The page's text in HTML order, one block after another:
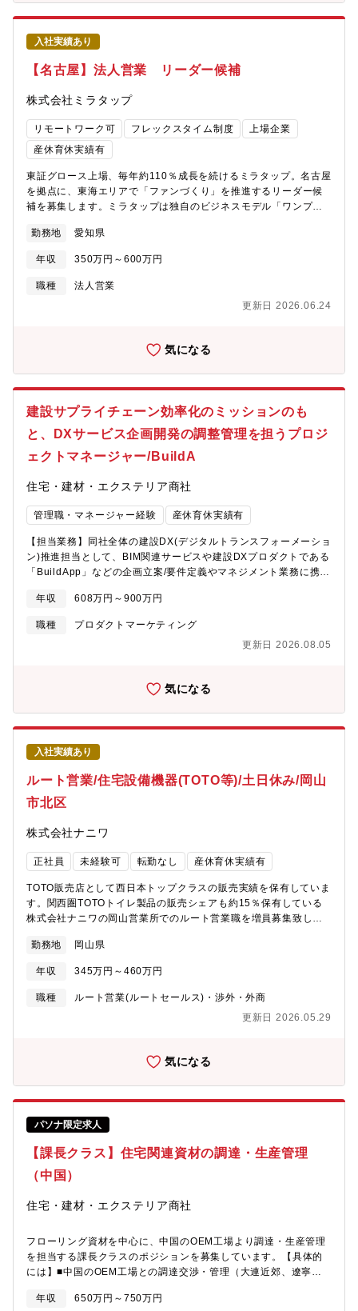
営層向け財務資料の作成・数値分析・予算管理・実績差異分析
ジメントおよび後進育成【配属部署】管理財務部ー経理課部長-部
力】■将来の経理責任者候補ポジション単なる実務担当に留まら
ポジションIR資料作成や銀行折衝を通じて、経営判断に直結する
業務に関与できます■業務改革・組織づくりに携われるフェーズ属
人化した業務の見直し・仕組み化を担う重要な役割です■多角事業
企業ならではの経験値建設・エネルギー・食品・不動産といった
の紹介コメント】同社は10業種の多角化経営により、すでに持っ
ている技術や生産設備、ノウハウ、販売チャンネル、ブランドな
どを共有し、より効率的で経済的な事業展開ができることを最大
の強みとしています。異なる業種を展開していても経営資源を共
果と呼ばれる相乗効果を生み出しています。また、建設・燃料・
しても他の事業でカバーができる企業です。【同社の魅力】■直近
3年間の定着率は76％で、どの事業所もアットホームな雰囲気で
■88種類の資格手当を対象に資格手当支給制度を導入しています。
ほか全6つの福利厚生施設(ホテル、ジム等)を設けており、社員は
積極的に利用しています。【募集背景】現状、経理業務の多くが
強化が急務となっています。将来的なリスクに備え、業務の引き
継ぎおよび標準化を進めるとともに、次世代の経理組織を担う人
入社実績あり
【名古屋】法人営業 リーダー候補
株式会社ミラタップ
リモートワーク可 フレックスタイム制度
上場企業
産休育休実績有
東証グロース上場、毎年約110％成長を続けるミラタップ。名古屋
を拠点に、東海エリアで「ファンづくり」を推進するリーダー候
補を募集します。ミラタップは独自のビジネスモデル「ワンプラ
ありません。グッドデザイン賞、iFデザイン賞など、世界が認め
た商品力で勝負できる営業スタイルです。■価格交渉なし、商品力
で勝負できる営業スタイル・「ワンプライス」という独自のビジ
ネスモデルを徹底しているため、値引き交渉は一切ありませ
賞など、世界が認めたデザイン性の高い商品を、自信を持って提
る営業担当ではなく、データ分析・エリア戦略の立案まで担
当。・東海エリアの営業戦略を牽引するリーダーとして、キャリ
アアップできます。■既存顧客中心だから、関係構築に集中でき
る・営業先は、当社製品の購入履歴があるお客様や展示会で接点
を持ったお客様が中心。・新規開拓のプレッシャーよりも、深耕
営業・ファンづくりに注力できます。■主な業務・法人営業・商品
提案、ソリューション提案・自社製品の設計指定活動・商品打合
せ、見積業務、納入業務・クレーム対応、アフターフォロー対
応・データ分析・戦略立案 等【求める人物像】・何よりもセル
フスターターであること。・個人プレーよりもチームプレーを優
先できること。・粘り強い一方で、時間当たりの労働効率を念頭
に置いて働ける方。・未知の業務や幅広い業務相談への対応。自
らの職責に壁を作らずに横広に動くことにストレスを感じないこ
と。・自分の影響力を認識し、適切なビジネスマナーを順守する
こと。
勤務地 愛知県
年収 350万円～600万円
職種
法人営業
更新日 2026.06.24
気になる
建設サプライチェーン効率化のミッションのも
と、DXサービス企画開発の調整管理を担うプロジ
ェクトマネージャー/BuildA
住宅・建材・エクステリア商社
管理職・マネージャー経験 産休育休実績有
【担当業務】同社全体の建設DX(デジタルトランスフォーメーショ
ン)推進担当として、BIM関連サービスや建設DXプロダクトである
「BuildApp」などの企画立案/要件定義やマネジメント業務に携わ
務改善・工程管理・コスト管理・製造連携といった建設プロセス
のデジタル化を進めており、それらの建設DXプロジェクトを担当
いただきます。顧客であるゼネコンへのヒアリングや実証実験を
通じて得た情報から「BuildApp」をより顧客のニーズに沿うこと
に強い人材が社内にはまだまだ数が少なく、裁量を持って中心的
建材商社の立場から建設業界のDX化を推進していく強い熱意と意
て将来的には戦略実施のための組織構築や運営にも携わっていた
おける企画立案・要件定義■建具をはじめとした専門工事の積算・
施工図・製造等に関するDXプロダクト開発 - 社内、社外プロジ
するゼネコンをはじめとしたステークホルダーへの提案～開発の
携・協議■建設業界の「脱炭素化」や「効率化」は国も推進してお
支えたい方や建設業界の「不」を解決し日本の未来を支えたい方
歓迎します。■入社後すぐにお任せする業務：「BuildApp建具」
プロダクト開発における情報基盤の整備や要件定義など■ステップ
連携など）のプロダクト開発マネジメント【入社後のフォロー・
教育体制】入社後はDX各部門のオリエンテーションを行いながら
ンバーに入っていただきプロダクト開発の理解を深めるところか
ら開始します。【募集部門】 BuildApp事業統括本部 BuildAppサ
名、派遣2名■サービス開発課：課長1名、メンバー2名【キャリア
シップ持ち、新たな価値創造・事業運営（スタートアップ）を実
現することを強く推奨しています。そのための環境（キャリアア
ップ研修など）整備に取り組んでいます。【同社について】
■1598年創業、1947年設立。内装資材、外装建材、セメント、鉄
鋼、土木関連資材の販売・施工、及び道路標識の製造・販売を手
てきましたが、、IT/AIの力を活用したビジネスモデルの変革を行
く残っておりますが、同社は業界で先駆けてデジタル化を進め、
いち早く携わり、業界をリードすることに挑戦するポジションで
す。■働き方改革の一環で、フレックスやテレワークなど積極的に
推進しており、また、社内にマッサージ室を設置する等、福利厚
年収 608万円～900万円
職種
プロダクトマーケティング
更新日 2026.08.05
気になる
入社実績あり
ルート営業/住宅設備機器(TOTO等)/土日休み/岡山
市北区
株式会社ナニワ
正社員 未経験可 転勤なし 産休育休実績有
TOTO販売店として西日本トップクラスの販売実績を保有していま
す。関西圏TOTOトイレ製品の販売シェアも約15％保有している
株式会社ナニワの岡山営業所でのルート営業職を増員募集致しま
です。サービス業からのキャリアチェンジも可能です。具体的
に、◆同社で取り扱っているキッチン・バスルーム・トイレ等の
住宅設備機器及び管工機材のルートセールス（BtoB）◆既にお取
引のある販売店や工務店、リフォーム店、水道工事、設備会社、
アは岡山市と倉敷市が中心となりますが、広島県・島根県・鳥取
提案■見積書作成,納品調整、納品確認。■現場確認、納品時に若干
作業的要素あり入社後はOJTでの研修が中心になります。入社
後、3～6ヶ月間は営業事務、配送などを経験いただき、商品知識
や商流を学んでいただきます。その後、営業同行などを経て、先
輩社員から徐々に顧客を引き継いでいただく予定です。【研修制
度】社内研修、OJT、メーカー研修、外部講習会への参加等をご
用意しています。定期的に入社歴の浅い社員向けの集合研修も実
施しており、メンバー同士でコミュニケーションを取れる機会を
定期的に構築しています。※マイカー通勤可。無料駐車場有り
勤務地 岡山県
年収 345万円～460万円
職種
ルート営業(ルートセールス)・渉外・外商
更新日 2026.05.29
気になる
パソナ限定求人
【課長クラス】住宅関連資材の調達・生産管理
（中国）
住宅・建材・エクステリア商社
フローリング資材を中心に、中国のOEM工場より調達・生産管理
を担当する課長クラスのポジションを募集しています。【具体的
には】■中国のOEM工場との調達交渉・管理（大連近郊、遼寧
ジュール管理と品質管理■問題発生時の対応、工場側の手抜き防止
年収 650万円～750万円